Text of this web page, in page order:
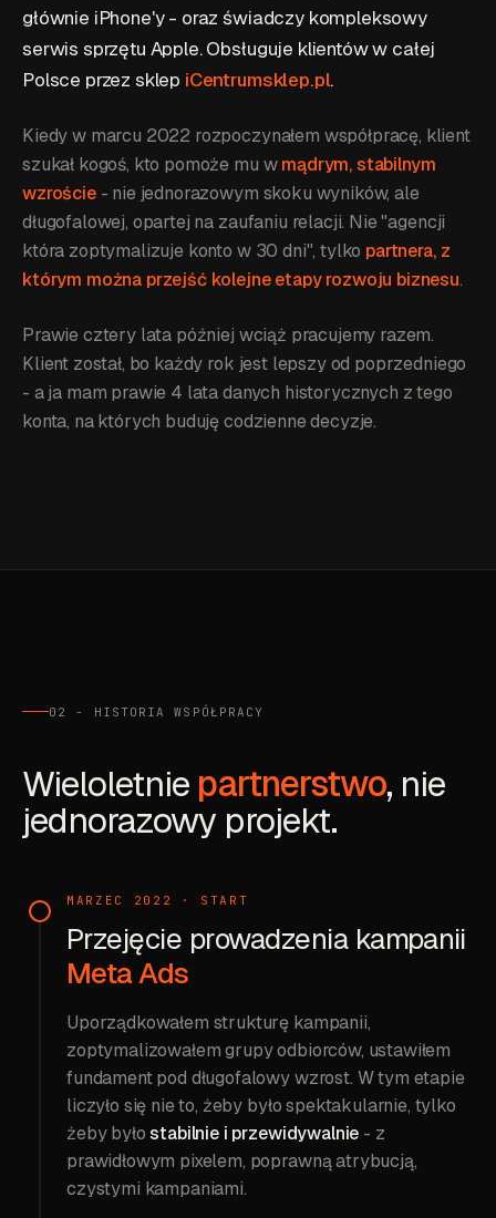
głównie iPhone'y - oraz świadczy kompleksowy
serwis sprzętu Apple. Obsługuje klientów w całej
Polsce przez sklep iCentrumsklep.pl.
Kiedy w marcu 2022 rozpoczynałem współpracę, klient
szukał kogoś, kto pomoże mu wmądrym, stabilnym
wzroście- nie jednorazowym skoku wyników, ale
długofalowej, opartej na zaufaniu relacji. Nie "agencji
która zoptymalizuje konto w 30 dni", tylko partnera, z
którym można przejść kolejne etapy rozwoju biznesu.
Prawie cztery lata później wciąż pracujemy razem.
Klient został, bo każdy rok jest lepszy od poprzedniego
- a ja mam prawie 4 lata danych historycznych z tego
konta, na których buduję codzienne decyzje.
02 - HISTORIA WSPÓŁPRACY
Wieloletnie partnerstwo, nie
jednorazowy projekt.
MARZEC 2022 · START
Przejęcie prowadzenia kampanii
Meta Ads
Uporządkowałem strukturę kampanii,
zoptymalizowałem grupy odbiorców, ustawiłem
fundament pod długofalowy wzrost. W tym etapie
liczyło się nie to, żeby było spektakularnie, tylko
żeby było stabilnie i przewidywalnie - z
prawidłowym pixelem, poprawną atrybucją,
czystymi kampaniami.